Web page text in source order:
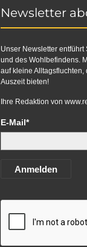
Newsletter
Unser Newsletter
und des Wohlbefindens.
auf kleine Alltagsfluchten,
Auszeit bieten!
Ihre Redaktion von
E-Mail*
Anmelden